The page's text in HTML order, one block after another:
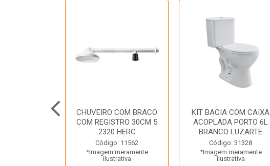
CHUVEIRO COM BRACO
COM REGISTRO 30CM 5
2320 HERC
Código: 11562
*Imagem meramente
ilustrativa
KIT BACIA COM CAIXA
ACOPLADA PORTO 6L
BRANCO LUZARTE
Código: 31328
*Imagem meramente
ilustrativa